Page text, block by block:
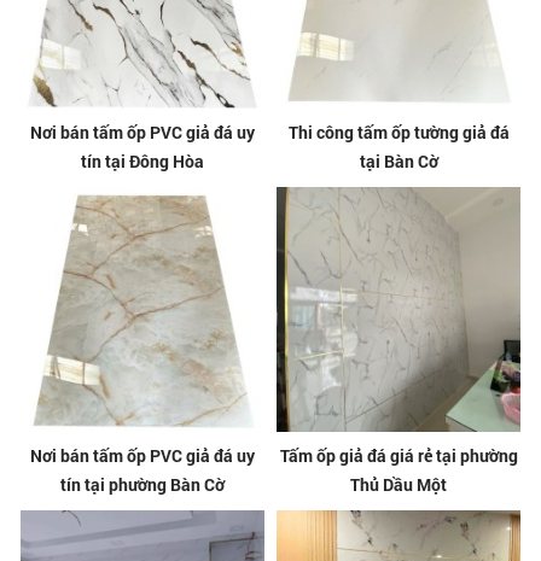
Nơi bán tấm ốp PVC giả đá uy
tín tại Đông Hòa
Thi công tấm ốp tường giả đá
tại Bàn Cờ
Nơi bán tấm ốp PVC giả đá uy
tín tại phường Bàn Cờ
Tấm ốp giả đá giá rẻ tại phường
Thủ Dầu Một